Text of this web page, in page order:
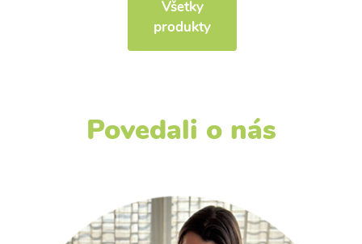
Všetky
produkty
Povedali o nás